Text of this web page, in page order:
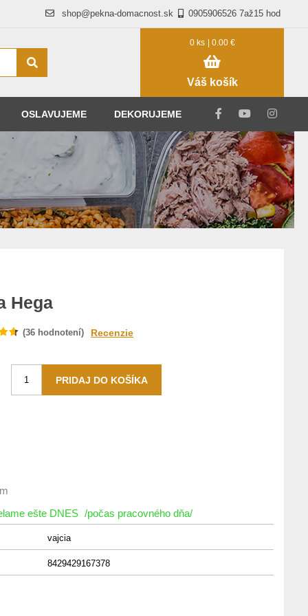
0905906526 7až15 hod
shop@pekna-domacnost.sk
0 ks | 0.00 €
Váš košík
OSLAVUJEME DEKORUJEME
Hega
(36 hodnotení) Recenzie
ešte DNES /počas pracovného dňa/
vajcia
8429429167378